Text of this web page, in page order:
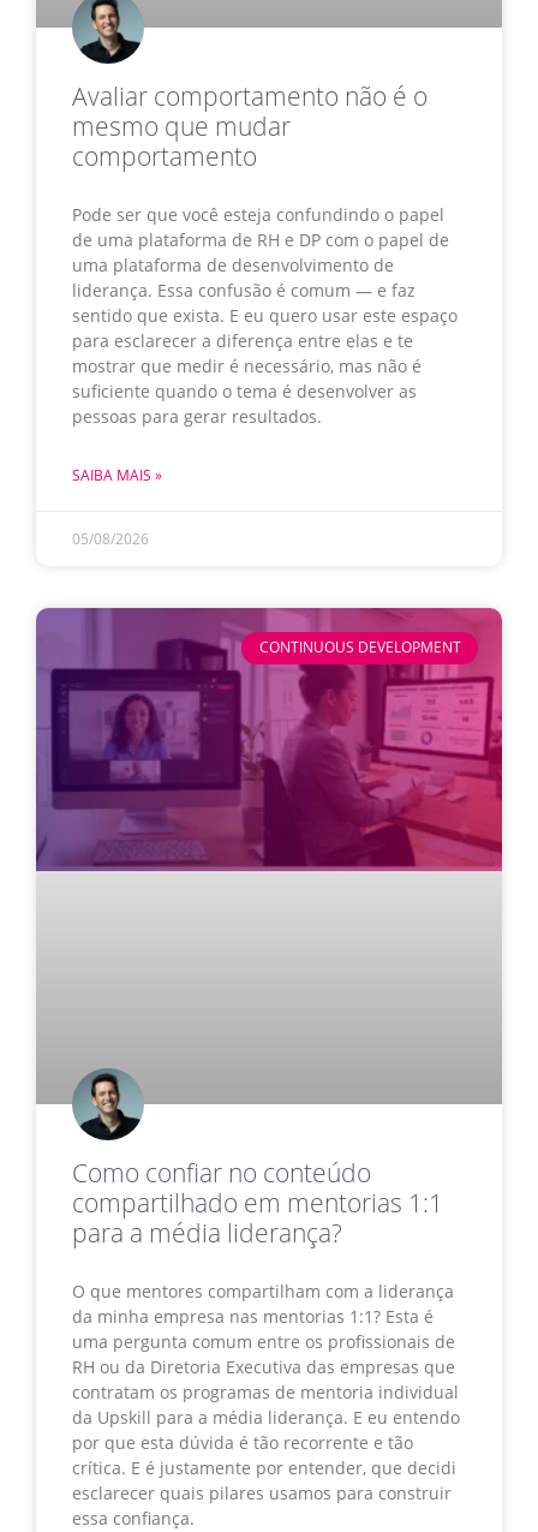
Avaliar comportamento não é o
mesmo que mudar
comportamento
Pode ser que você esteja confundindo o papel
de uma plataforma de RH e DP com o papel de
uma plataforma de desenvolvimento de
liderança. Essa confusão é comum — e faz
sentido que exista. E eu quero usar este espaço
para esclarecer a diferença entre elas e te
mostrar que medir é necessário, mas não é
suficiente quando o tema é desenvolver as
pessoas para gerar resultados.
SAIBA MAIS »
05/08/2026
CONTINUOUS DEVELOPMENT
Como confiar no conteúdo
compartilhado em mentorias 1:1
para a média liderança?
O que mentores compartilham com a liderança
da minha empresa nas mentorias 1:1? Esta é
uma pergunta comum entre os profissionais de
RH ou da Diretoria Executiva das empresas que
contratam os programas de mentoria individual
da Upskill para a média liderança. E eu entendo
por que esta dúvida é tão recorrente e tão
crítica. E é justamente por entender, que decidi
esclarecer quais pilares usamos para construir
essa confiança.